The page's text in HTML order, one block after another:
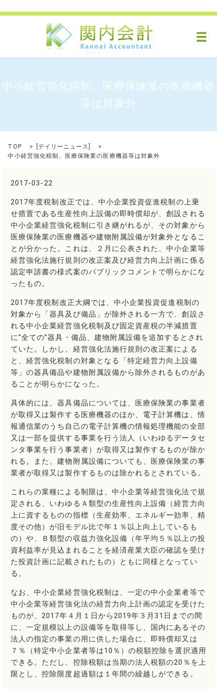
メ
中小経営強化税制、医療保険業の医療機器
等は対象外
TOP デイリーニュース
中小経営強化税制、医療保険業の医療機器等は対象外
2017-03-22
2017年度税制改正では、中小企業投資促進税制の上乗
せ措置である生産性向上設備の即時償却が、創設される
中小企業経営強化税制に引き継がれるが、その対象から
医療保険業の医療機器や建物附属設備が対象外となるこ
とが分かった。これは、２月に公表された、中小企業等
経営強化法施行規則の改正案及び経営力向上計画に係る
認定申請書の様式案のパブリックコメントで明らかにな
ったもの。
2017年度税制改正大綱では、中小企業投資促進税制の
対象から「器具及び備品」が除外される一方で、創設さ
れる中小企業経営強化税制及び固定資産税の半減措置
に“全ての”器具・備品、建物附属設備を追加するとされ
ていた。しかし、経営強化法施行規則の改正案による
と、経営強化税制の対象となる「特定経営力向上設備
等」の器具備品や建物附属設備から除外されるものがあ
ることが明らかになった。
具体的には、器具備品については、医療保険業の事業者
が取得又は製作する医療機器のほか、電子計算機は、情
報通信業のうち自己の電子計算機の情報処理機能の全部
又は一部を提供する事業を行う法人（いわゆるデータセ
ンタ事業を行う事業者）が取得又は製作するものが除か
れる。また、建物附属設備についても、医療保険業の事
業者が取得又は製作するものは除かれるとされている。
これらの業種による制限は、中小企業等経営強化法で規
定される、いわゆるＡ類型の生産性向上設備（経営力向
上に資するものの指標（生産効率、エネルギー効率、精
度その他）が旧モデル比で年１％以上向上しているも
の）や、Ｂ類型の収益力強化設備（年平均５％以上の投
資利益率が見込まれることを経済産業大臣の確認を受け
た投資計画に記載されたもの）ともに同様となってい
る。
なお、中小企業経営強化税制は、一定の中小企業者等で
中小企業等経営強化法の経営力向上計画の認定を受けた
ものが、2017年４月１日から2019年３月31日までの間
に、一定規模以上の設備等を取得等し、国内にあるその
法人の指定の事業の用に供した場合に、即時償却又は
７％（特定中小企業者等は10％）の税額控除を選択適用
できる。ただし、控除税額は当期の法人税額の20％を上
限とし、控除限度超過額は１年間の繰越しができる。